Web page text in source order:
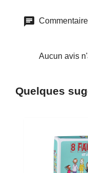
Aucun avis
Quelques